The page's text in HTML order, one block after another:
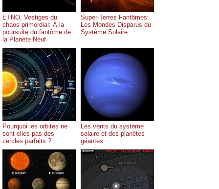
ETNO, Vestiges du
chaos primordial: À la
poursuite du fantôme de
la Planète Neuf
Super-Terres Fantômes:
Les Mondes Disparus du
Système Solaire
Pourquoi les orbites ne
sont-elles pas des
cercles parfaits ?
Les vents du système
solaire et des planètes
géantes